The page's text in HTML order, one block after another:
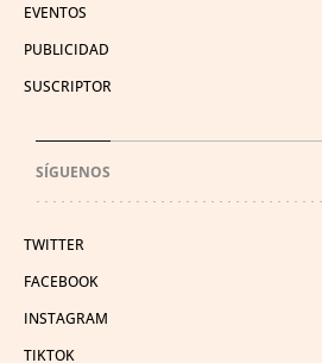
EVENTOS
PUBLICIDAD
SUSCRIPTOR
SÍGUENOS
TWITTER
FACEBOOK
INSTAGRAM
TIKTOK